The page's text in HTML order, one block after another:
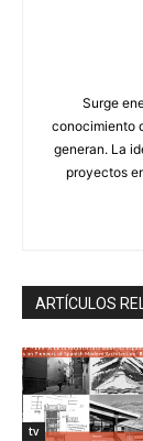
Surge
conocimiento
generan. La
proyectos
ARTÍCULOS
tv